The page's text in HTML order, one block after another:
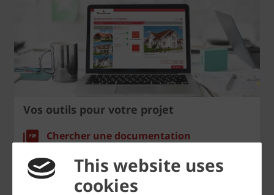
This website uses
cookies
Vos outils pour votre projet
Chercher une documentation
Découvrir nos réalisations